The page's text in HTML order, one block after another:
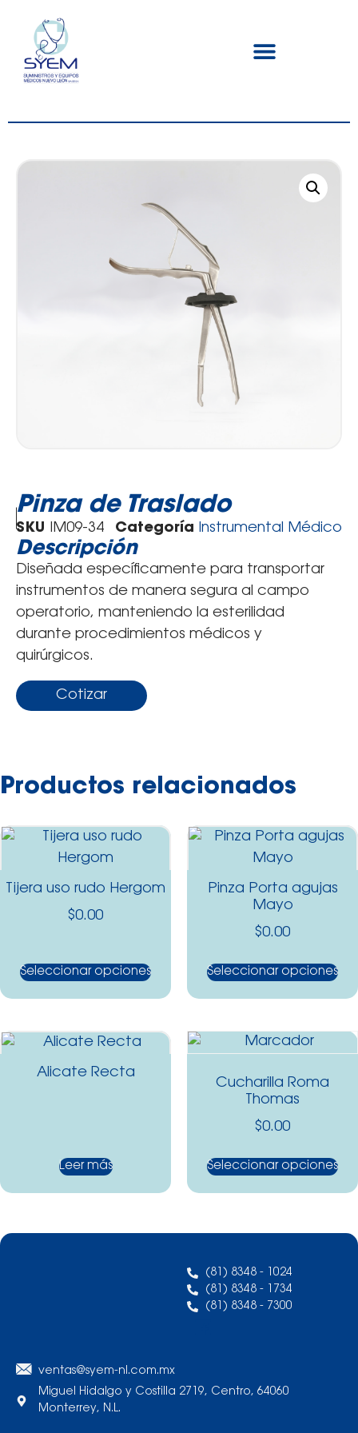
Pinza de Traslado
SKU IM09-34 Categoría Instrumental Médico
Descripción
Diseñada específicamente para transportar
instrumentos de manera segura al campo
operatorio, manteniendo la esterilidad
durante procedimientos médicos y
quirúrgicos.
Cotizar
Productos relacionados
Tijera uso rudo Hergom
$0.00
Seleccionar opciones
Pinza Porta agujas
Mayo
$0.00
Seleccionar opciones
Alicate Recta
Leer más
Cucharilla Roma
Thomas
$0.00
Seleccionar opciones
(81) 8348 - 1024
(81) 8348 - 1734
(81) 8348 - 7300
ventas@syem-nl.com.mx
Miguel Hidalgo y Costilla 2719, Centro, 64060
Monterrey, N.L.